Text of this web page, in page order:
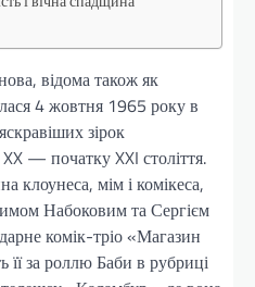
відома також як
4 жовтня 1965 року в
зірок
— початку XXI століття.
клоунеса, мім і комікеса,
Набоковим та Сергієм
комік-тріо «Магазин
за роллю Баби в рубриці